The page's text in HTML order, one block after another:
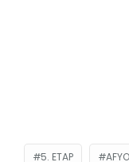
5. ETAP